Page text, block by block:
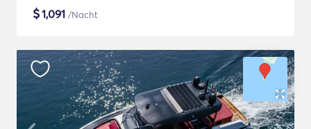
$1,091 /Nacht